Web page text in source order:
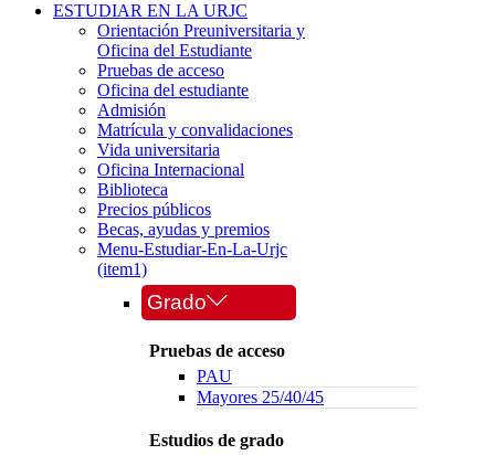
ESTUDIAR EN LA URJC
Orientación Preuniversitaria y
Oficina del Estudiante
Pruebas de acceso
Oficina del estudiante
Admisión
Matrícula y convalidaciones
Vida universitaria
Oficina Internacional
Biblioteca
Precios públicos
Becas, ayudas y premios
Menu-Estudiar-En-La-Urjc
(item1)
Grado
Pruebas de acceso
PAU
Mayores 25/40/45
Estudios de grado